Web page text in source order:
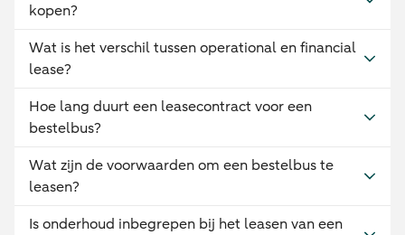
kopen?
Wat is het verschil tussen operational en financial
lease?
Hoe lang duurt een leasecontract voor een
bestelbus?
Wat zijn de voorwaarden om een bestelbus te
leasen?
Is onderhoud inbegrepen bij het leasen van een